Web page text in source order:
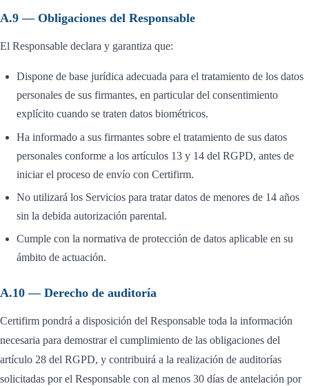
A.9 — Obligaciones del Responsable
El Responsable declara y garantiza que:
Dispone de base jurídica adecuada para el tratamiento de los datos
personales de sus firmantes, en particular del consentimiento
explícito cuando se traten datos biométricos.
Ha informado a sus firmantes sobre el tratamiento de sus datos
personales conforme a los artículos 13 y 14 del RGPD, antes de
iniciar el proceso de envío con Certifirm.
No utilizará los Servicios para tratar datos de menores de 14 años
sin la debida autorización parental.
Cumple con la normativa de protección de datos aplicable en su
ámbito de actuación.
A.10 — Derecho de auditoría
Certifirm pondrá a disposición del Responsable toda la información
necesaria para demostrar el cumplimiento de las obligaciones del
artículo 28 del RGPD, y contribuirá a la realización de auditorías
solicitadas por el Responsable con al menos 30 días de antelación por